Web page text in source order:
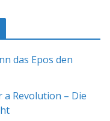
das Epos den
a Revolution – Die